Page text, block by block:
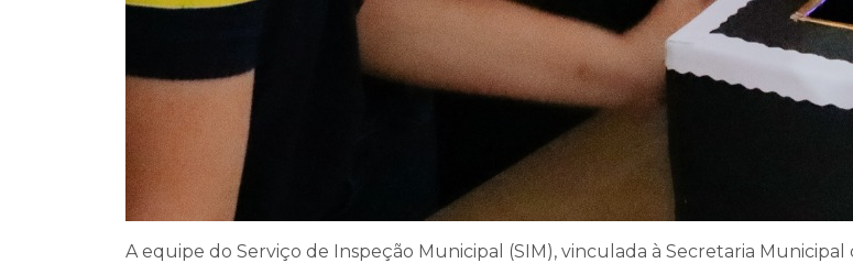
A equipe do Serviço de Inspeção Municipal (SIM), vinculada à Secretaria